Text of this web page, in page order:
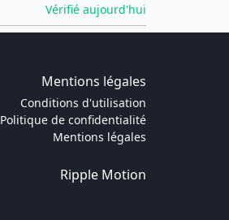
Vérifié aujourd'hui
Mentions légales
Conditions d'utilisation
Politique de confidentialité
Mentions légales
Ripple Motion